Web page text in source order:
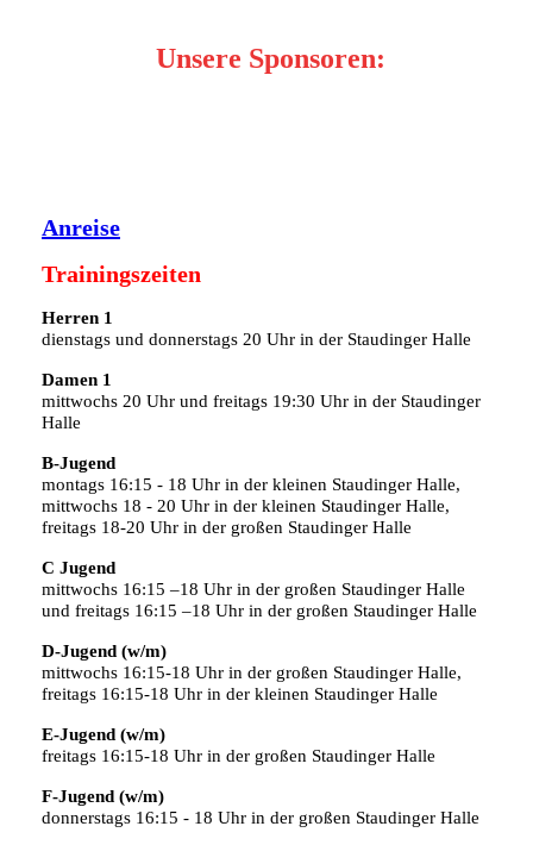
Unsere Sponsoren:
Anreise
Trainingszeiten
Herren 1
dienstags und donnerstags 20 Uhr in der Staudinger Halle
Damen 1
mittwochs 20 Uhr und freitags 19:30 Uhr in der Staudinger
Halle
B-Jugend
montags 16:15 - 18 Uhr in der kleinen Staudinger Halle,
mittwochs 18 - 20 Uhr in der kleinen Staudinger Halle,
freitags 18-20 Uhr in der großen Staudinger Halle
C Jugend
mittwochs 16:15 –18 Uhr in der großen Staudinger Halle
und freitags 16:15 –18 Uhr in der großen Staudinger Halle
D-Jugend (w/m)
mittwochs 16:15-18 Uhr in der großen Staudinger Halle,
freitags 16:15-18 Uhr in der kleinen Staudinger Halle
E-Jugend (w/m)
freitags 16:15-18 Uhr in der großen Staudinger Halle
F-Jugend (w/m)
donnerstags 16:15 - 18 Uhr in der großen Staudinger Halle